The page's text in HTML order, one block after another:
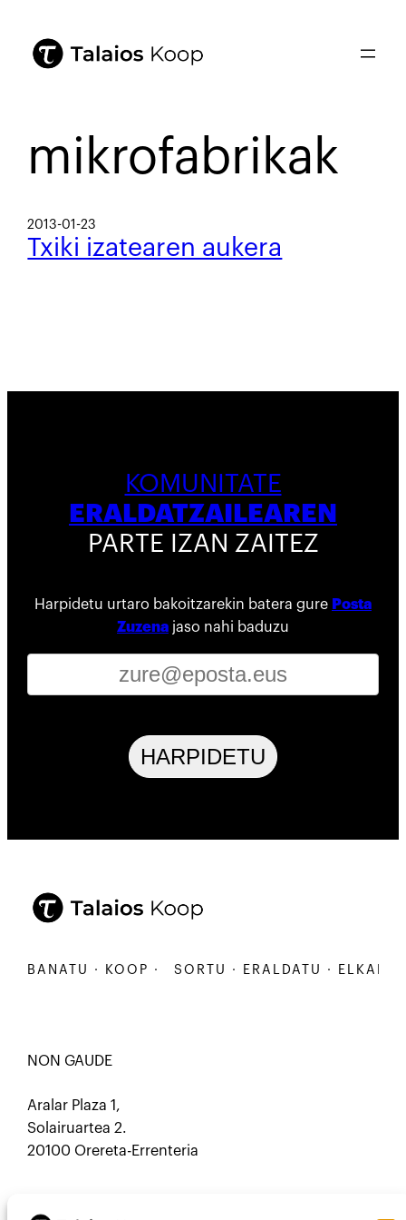
mikrofabrikak
2013-01-23
Txiki izatearen aukera
KOMUNITATE
ERALDATZAILEAREN
PARTE IZAN ZAITEZ
Harpidetu urtaro bakoitzarekin batera gure Posta
Zuzena jaso nahi baduzu
HARPIDETU
· KOOP · SORTU · ERALDATU ·
NON GAUDE
Aralar Plaza 1,
Solairuartea 2.
20100 Orereta-Errenteria